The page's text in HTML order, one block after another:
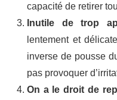
capacité de retirer
Inutile de trop
lentement et
inverse de pousse
pas provoquer
On a le droit de